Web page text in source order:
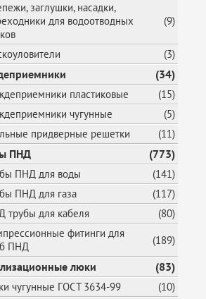
заглушки, насадки,
для водоотводных
(9)
(3)
(34)
пластиковые
(15)
чугунные
(5)
придверные решетки
(11)
ПНД (773)
ПНД для воды
(141)
ПНД для газа
(117)
трубы для кабеля
(80)
фитинги для
ПНД
(189)
люки (83)
чугунные ГОСТ 3634-99
(10)